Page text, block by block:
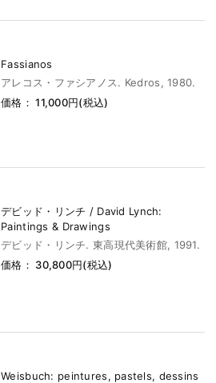
Fassianos
アレコス・ファシアノス. Kedros, 1980.
価格： 11,000円(税込)
デビッド・リンチ / David Lynch:
Paintings & Drawings
デビッド・リンチ. 東高現代美術館, 1991.
価格： 30,800円(税込)
Weisbuch: peintures, pastels, dessins